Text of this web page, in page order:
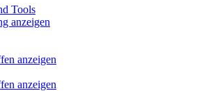
Tools
anzeigen
anzeigen
anzeigen